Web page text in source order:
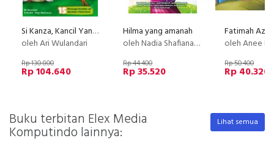
Si Kanza, Kancil Yang Cerdik Dan Jenaka
oleh Ari Wulandari
Rp 130.800
Rp 104.640
Hilma yang amanah
oleh Nadia Shafiana Rahma, Maziya Mufidah Mumtaza Ilmi, Ainun Mubin Misbah N, Naila Yumna Salsabila, Nasy
Rp 44.400
Rp 35.520
oleh Anee
Rp 50.400
Rp 40.320
Buku terbitan Elex Media
Komputindo lainnya:
Lihat semua